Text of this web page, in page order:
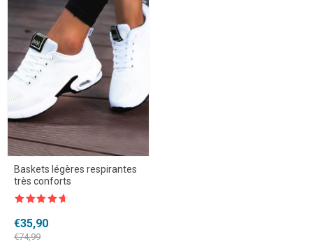
Baskets légères respirantes
très conforts
€74,99
Le
prix
€35,90
Le
prix